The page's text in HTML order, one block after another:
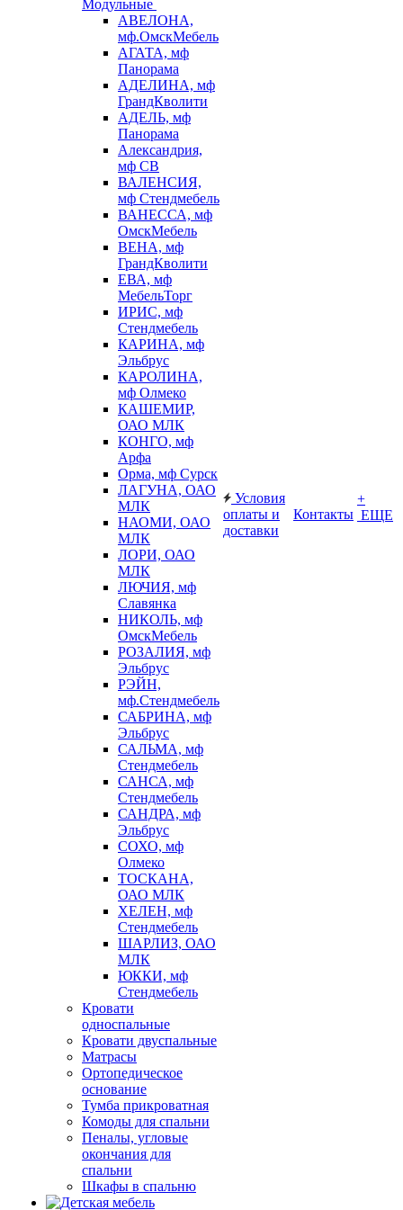
Модульные
АВЕЛОНА,
мф.ОмскМебель
АГАТА, мф
Панорама
АДЕЛИНА, мф
ГрандКволити
АДЕЛЬ, мф
Панорама
Александрия,
мф СВ
ВАЛЕНСИЯ,
мф Стендмебель
ВАНЕССА, мф
ОмскМебель
ВЕНА, мф
ГрандКволити
ЕВА, мф
МебельТорг
ИРИС, мф
Стендмебель
КАРИНА, мф
Эльбрус
КАРОЛИНА,
мф Олмеко
КАШЕМИР,
ОАО МЛК
КОНГО, мф
Арфа
Орма, мф Сурск
ЛАГУНА, ОАО
МЛК
НАОМИ, ОАО
МЛК
ЛОРИ, ОАО
МЛК
ЛЮЧИЯ, мф
Славянка
НИКОЛЬ, мф
ОмскМебель
РОЗАЛИЯ, мф
Эльбрус
РЭЙН,
мф.Стендмебель
САБРИНА, мф
Эльбрус
САЛЬМА, мф
Стендмебель
САНСА, мф
Стендмебель
САНДРА, мф
Эльбрус
СОХО, мф
Олмеко
ТОСКАНА,
ОАО МЛК
ХЕЛЕН, мф
Стендмебель
ШАРЛИЗ, ОАО
МЛК
ЮККИ, мф
Стендмебель
Кровати
односпальные
Кровати двуспальные
Матрасы
Ортопедическое
основание
Тумба прикроватная
Комоды для спальни
Пеналы, угловые
окончания для
спальни
Шкафы в спальню
Условия
оплаты и
доставки
Контакты
+
ЕЩЕ